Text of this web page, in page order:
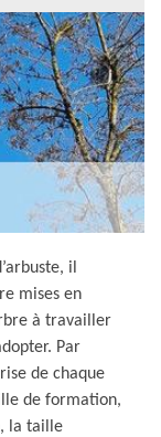
il
mises en
à travailler
Par
de chaque
de formation,
la taille